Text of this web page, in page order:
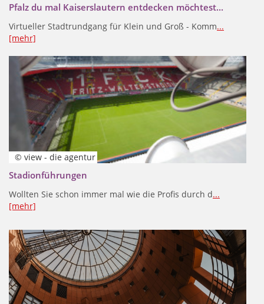
Pfalz du mal Kaiserslautern entdecken möchtest...
Virtueller Stadtrundgang für Klein und Groß - Komm...
[mehr]
© view - die agentur
Stadionführungen
Wollten Sie schon immer mal wie die Profis durch d...
[mehr]